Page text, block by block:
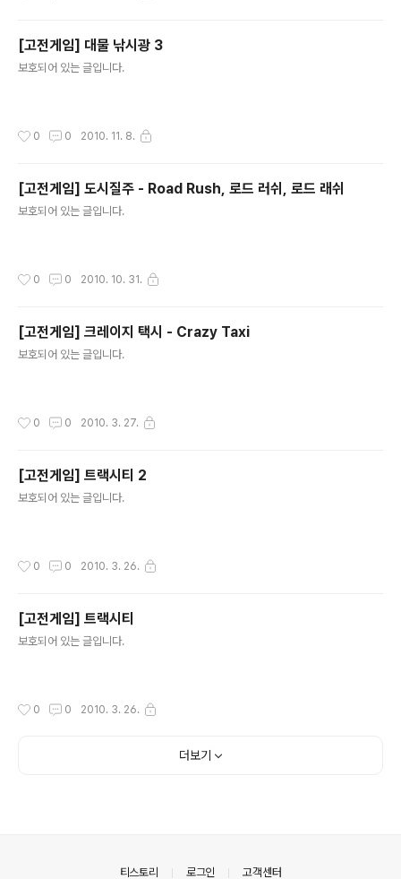
[고전게임] 대물 낚시광 3
보호되어 있는 글입니다.
0 0 2010. 11. 8.
[고전게임] 도시질주 - Road Rush, 로드 러쉬, 로드 래쉬
보호되어 있는 글입니다.
0 0 2010. 10. 31.
[고전게임] 크레이지 택시 - Crazy Taxi
보호되어 있는 글입니다.
0 0 2010. 3. 27.
[고전게임] 트랙시티 2
보호되어 있는 글입니다.
0 0 2010. 3. 26.
[고전게임] 트랙시티
보호되어 있는 글입니다.
0 0 2010. 3. 26.
더보기
티스토리 로그인 고객센터